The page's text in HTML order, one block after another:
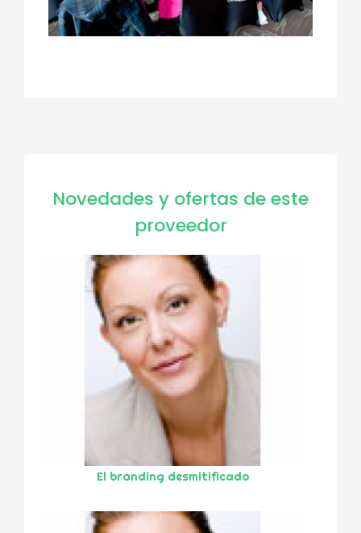
Novedades y ofertas de este
proveedor
El branding desmitificado